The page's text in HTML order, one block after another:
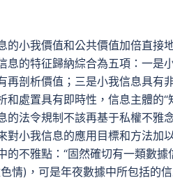
的小我價值和公共價值加倍直接
息的特征歸納綜合為五項：一是
再剖析價值；三是小我信息具有
和處置具有即時性，信息主體的
的法令規制不該再基于私權不雅
對小我信息的應用目標和方法加
的不雅點：“固然確切有一類數
情)，可是年夜數據中所包括的